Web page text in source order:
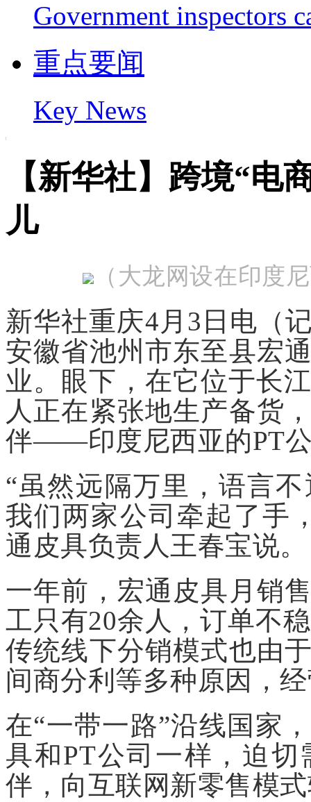
Government inspectors
重点要闻
Key News
【新华社】跨境“电
儿
（大龙网设在印度
新华社重庆4月3日电
安徽省池州市东至县宏
业。眼下，在它位于长
人正在紧张地生产备货
伴——印度尼西亚的PT
“虽然远隔万里，语言
我们两家公司牵起了手
通皮具负责人王春宝说。
一年前，宏通皮具月销
工只有20余人，订单不
传统线下分销模式也由
间商分利等多种原因，
在“一带一路”沿线国家
具和PT公司一样，迫
伴，向互联网新零售模